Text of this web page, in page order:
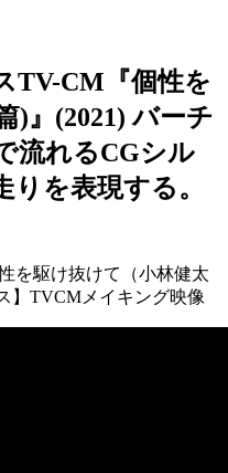
TV-CM『個性を
)』(2021) バーチ
流れるCGシル
を表現する。
を駆け抜けて（小林健太
】TVCMメイキング映像